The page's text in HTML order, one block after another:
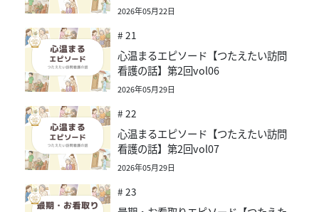
2026年05月22日
# 21
心温まるエピソード【つたえたい訪問
看護の話】第2回vol06
2026年05月29日
# 22
心温まるエピソード【つたえたい訪問
看護の話】第2回vol07
2026年05月29日
# 23